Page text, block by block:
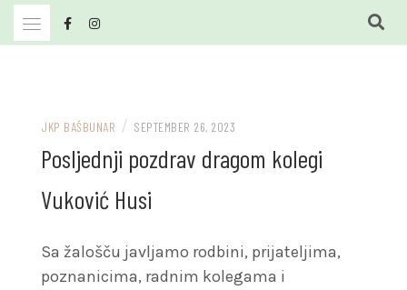
Skip
JKP BAŠBUNAR / SEPTEMBER 26, 2023
Posljednji pozdrav dragom kolegi
Vuković Husi
Sa žalošču javljamo rodbini, prijateljima,
poznanicima, radnim kolegama i